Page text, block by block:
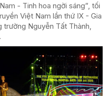
- Tinh hoa ngời sáng”, tối
Việt Nam lần thứ IX - Gia
trường Nguyễn Tất Thành,